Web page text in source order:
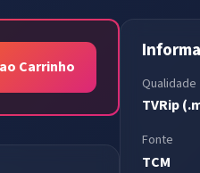
Carrinho
Qualidade
TVRip
Fonte
TCM